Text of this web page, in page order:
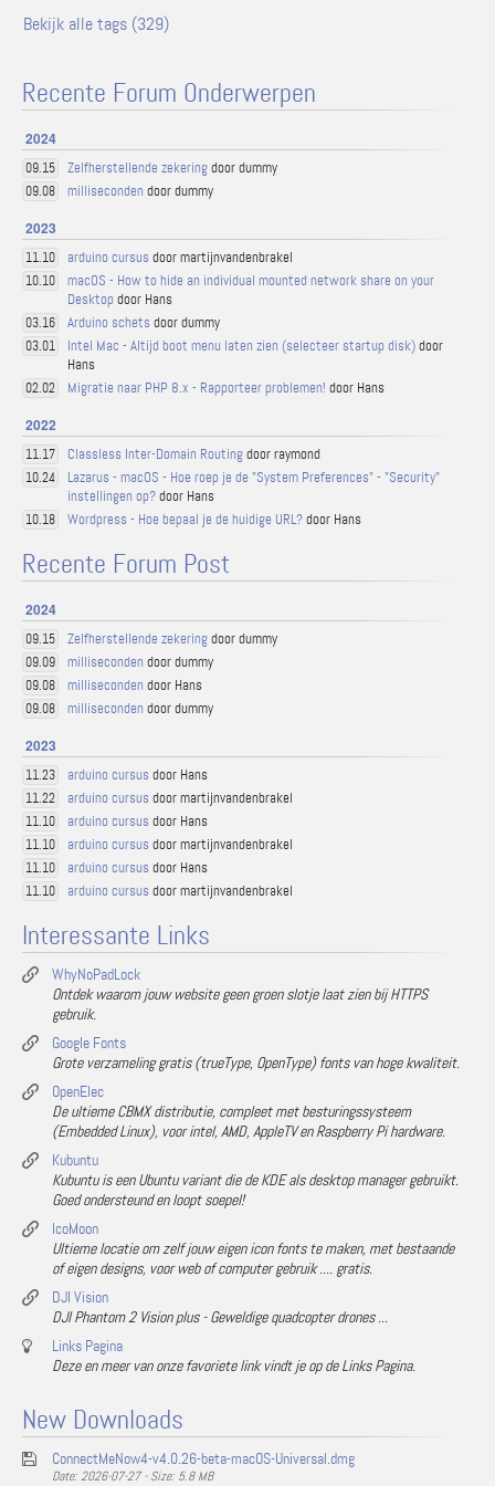
Bekijk alle tags (329)
Recente Forum Onderwerpen
2024
09.15 Zelfherstellende zekeringdoor dummy
09.08 milliseconden door dummy
2023
11.10 arduino cursus door martijnvandenbrakel
10.10
macOS - How to hide an individual mounted network share on your
Desktop door Hans
03.16 Arduino schets door dummy
03.01 Intel Mac - Altijd boot menu laten zien (selecteer startup disk)door
Hans
02.02 Migratie naar PHP 8.x - Rapporteer problemen! door Hans
2022
11.17 Classless Inter-Domain Routingdoor raymond
10.24
Lazarus - macOS - Hoe roep je de "System Preferences" - "Security"
instellingen op?door Hans
10.18 Wordpress - Hoe bepaal je de huidige URL?door Hans
Recente Forum Post
2024
09.15 Zelfherstellende zekeringdoor dummy
09.09 milliseconden door dummy
09.08 milliseconden door Hans
09.08 milliseconden door dummy
2023
11.23 arduino cursus door Hans
11.22 arduino cursus door martijnvandenbrakel
11.10 arduino cursus door Hans
11.10 arduino cursus door martijnvandenbrakel
11.10 arduino cursus door Hans
11.10 arduino cursus door martijnvandenbrakel
Interessante Links
WhyNoPadLock
Ontdek waarom jouw website geen groen slotje laat zien bij HTTPS
gebruik.
Google Fonts
Grote verzameling gratis (trueType, OpenType) fonts van hoge kwaliteit.
OpenElec
De ultieme CBMX distributie, compleet met besturingssysteem
(Embedded Linux), voor intel, AMD, AppleTV en Raspberry Pi hardware.
Kubuntu
Kubuntu is een Ubuntu variant die de KDE als desktop manager gebruikt.
Goed ondersteund en loopt soepel!
IcoMoon
Ultieme locatie om zelf jouw eigen icon fonts te maken, met bestaande
of eigen designs, voor web of computer gebruik .... gratis.
DJI Vision
DJI Phantom 2 Vision plus - Geweldige quadcopter drones ...
Links Pagina
Deze en meer van onze favoriete link vindt je op de Links Pagina.
New Downloads
ConnectMeNow4-v4.0.26-beta-macOS-Universal.dmg
Date: 2026-07-27 - Size: 5.8 MB